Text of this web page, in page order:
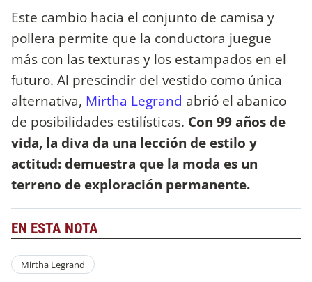
Este cambio hacia el conjunto de camisa y
pollera permite que la conductora juegue
más con las texturas y los estampados en el
futuro. Al prescindir del vestido como única
alternativa, Mirtha Legrand abrió el abanico
de posibilidades estilísticas. Con 99 años de
vida, la diva da una lección de estilo y
actitud: demuestra que la moda es un
terreno de exploración permanente.
EN ESTA NOTA
Mirtha Legrand